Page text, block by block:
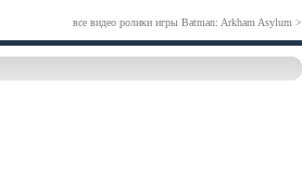
все видео ролики игры Batman: Arkham Asylum >